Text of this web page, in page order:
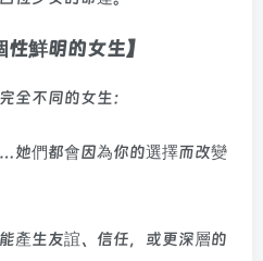
性鮮明的女生】
全不同的女生：
們都會因為你的選擇而改變
產生友誼、信任，或更深層的